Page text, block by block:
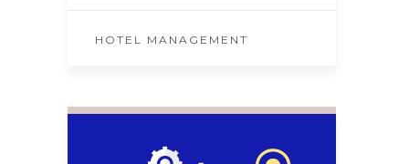
HOTEL MANAGEMENT